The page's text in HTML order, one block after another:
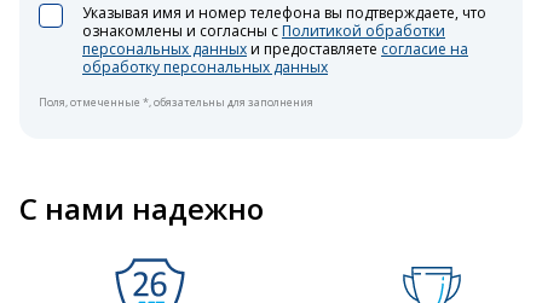
Указывая имя и номер телефона вы подтверждаете, что
ознакомлены и согласны с Политикой обработки
персональных данныхи предоставляете согласие на
обработку персональных данных
Поля, отмеченные *, обязательны для заполнения
С нами надежно